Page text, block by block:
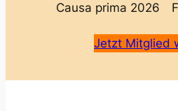
Causa prima 2026
Jetzt Mitglied